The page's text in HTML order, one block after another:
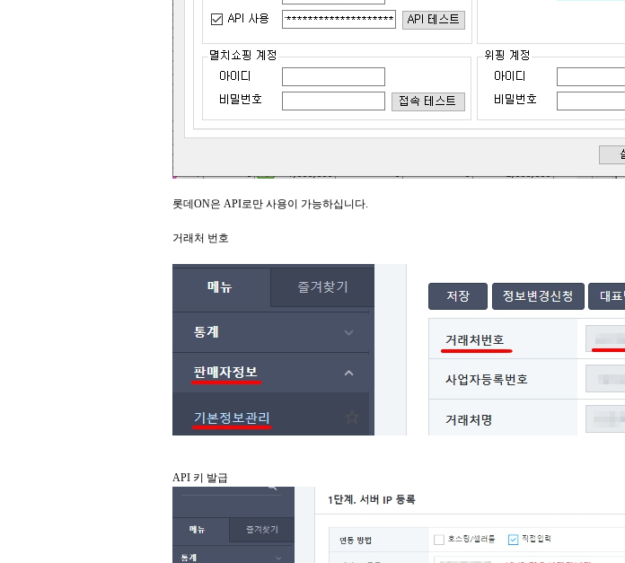
롯데ON은 API로만 사용이 가능하십니다.
거래처 번호
API 키 발급